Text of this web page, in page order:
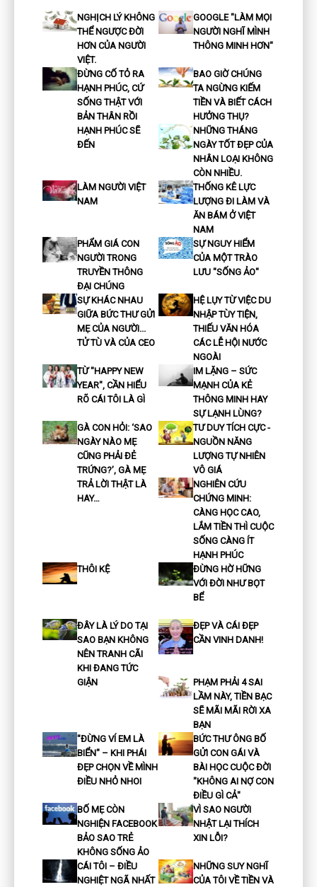
NGHỊCH LÝ KHÔNG
THỂ NGƯỢC ĐỜI
HƠN CỦA NGƯỜI
VIỆT.
GOOGLE "LÀM MỌI
NGƯỜI NGHĨ MÌNH
THÔNG MINH HƠN"
ĐỪNG CỐ TỎ RA
HẠNH PHÚC, CỨ
SỐNG THẬT VỚI
BẢN THÂN RỒI
HẠNH PHÚC SẼ
ĐẾN
BAO GIỜ CHÚNG
TA NGỪNG KIẾM
TIỀN VÀ BIẾT CÁCH
HƯỞNG THỤ?
NHỮNG THÁNG
NGÀY TỐT ĐẸP CỦA
NHÂN LOẠI KHÔNG
CÒN NHIỀU.
LÀM NGƯỜI VIỆT
NAM
THỐNG KÊ LỰC
LƯỢNG ĐI LÀM VÀ
ĂN BÁM Ở VIỆT
NAM
PHẨM GIÁ CON
NGƯỜI TRONG
TRUYỀN THÔNG
ĐẠI CHÚNG
SỰ NGUY HIỂM
CỦA MỘT TRÀO
LƯU "SỐNG ẢO"
SỰ KHÁC NHAU
GIỮA BỨC THƯ GỬI
MẸ CỦA NGƯỜI...
TỬ TÙ VÀ CỦA CEO
HỆ LỤY TỪ VIỆC DU
NHẬP TÙY TIỆN,
THIẾU VĂN HÓA
CÁC LỄ HỘI NƯỚC
NGOÀI
TỪ "HAPPY NEW
YEAR", CẦN HIỂU
RÕ CÁI TÔI LÀ GÌ
IM LẶNG – SỨC
MẠNH CỦA KẺ
THÔNG MINH HAY
SỰ LẠNH LÙNG?
GÀ CON HỎI: ‘SAO
NGÀY NÀO MẸ
CŨNG PHẢI ĐẺ
TRỨNG?’, GÀ MẸ
TRẢ LỜI THẬT LÀ
HAY…
TƯ DUY TÍCH CỰC -
NGUỒN NĂNG
LƯỢNG TỰ NHIÊN
VÔ GIÁ
NGHIÊN CỨU
CHỨNG MINH:
CÀNG HỌC CAO,
LẮM TIỀN THÌ CUỘC
SỐNG CÀNG ÍT
HẠNH PHÚC
THÔI KỆ
ĐỪNG HỜ HỮNG
VỚI ĐỜI NHƯ BỌT
BỂ
ĐÂY LÀ LÝ DO TẠI
SAO BẠN KHÔNG
NÊN TRANH CÃI
KHI ĐANG TỨC
GIẬN
ĐẸP VÀ CÁI ĐẸP
CẦN VINH DANH!
PHẠM PHẢI 4 SAI
LẦM NÀY, TIỀN BẠC
SẼ MÃI MÃI RỜI XA
BẠN
"ĐỪNG VÍ EM LÀ
BIỂN" – KHI PHÁI
ĐẸP CHỌN VỀ MÌNH
ĐIỀU NHỎ NHOI
BỨC THƯ ÔNG BỐ
GỬI CON GÁI VÀ
BÀI HỌC CUỘC ĐỜI
"KHÔNG AI NỢ CON
ĐIỀU GÌ CẢ"
BỐ MẸ CÒN
NGHIỆN FACEBOOK
BẢO SAO TRẺ
KHÔNG SỐNG ẢO
VÌ SAO NGƯỜI
NHẬT LẠI THÍCH
XIN LỖI?
CÁI TÔI – ĐIỀU
NGHIỆT NGÃ NHẤT
NHỮNG SUY NGHĨ
CỦA TÔI VỀ TIỀN VÀ